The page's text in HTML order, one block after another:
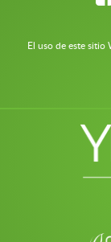
El uso de este sitio